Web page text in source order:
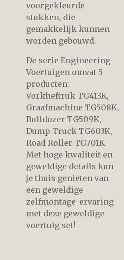
voorgekleurde
stukken, die
gemakkelijk kunnen
worden gebouwd.
De serie Engineering
Voertuigen omvat 5
producten:
Vorkheftruk TG413K,
Graafmachine TG508K,
Bulldozer TG509K,
Dump Truck TG603K,
Road Roller TG701K.
Met hoge kwaliteit en
geweldige details kun
je thuis genieten van
een geweldige
zelfmontage-ervaring
met deze geweldige
voertuig set!